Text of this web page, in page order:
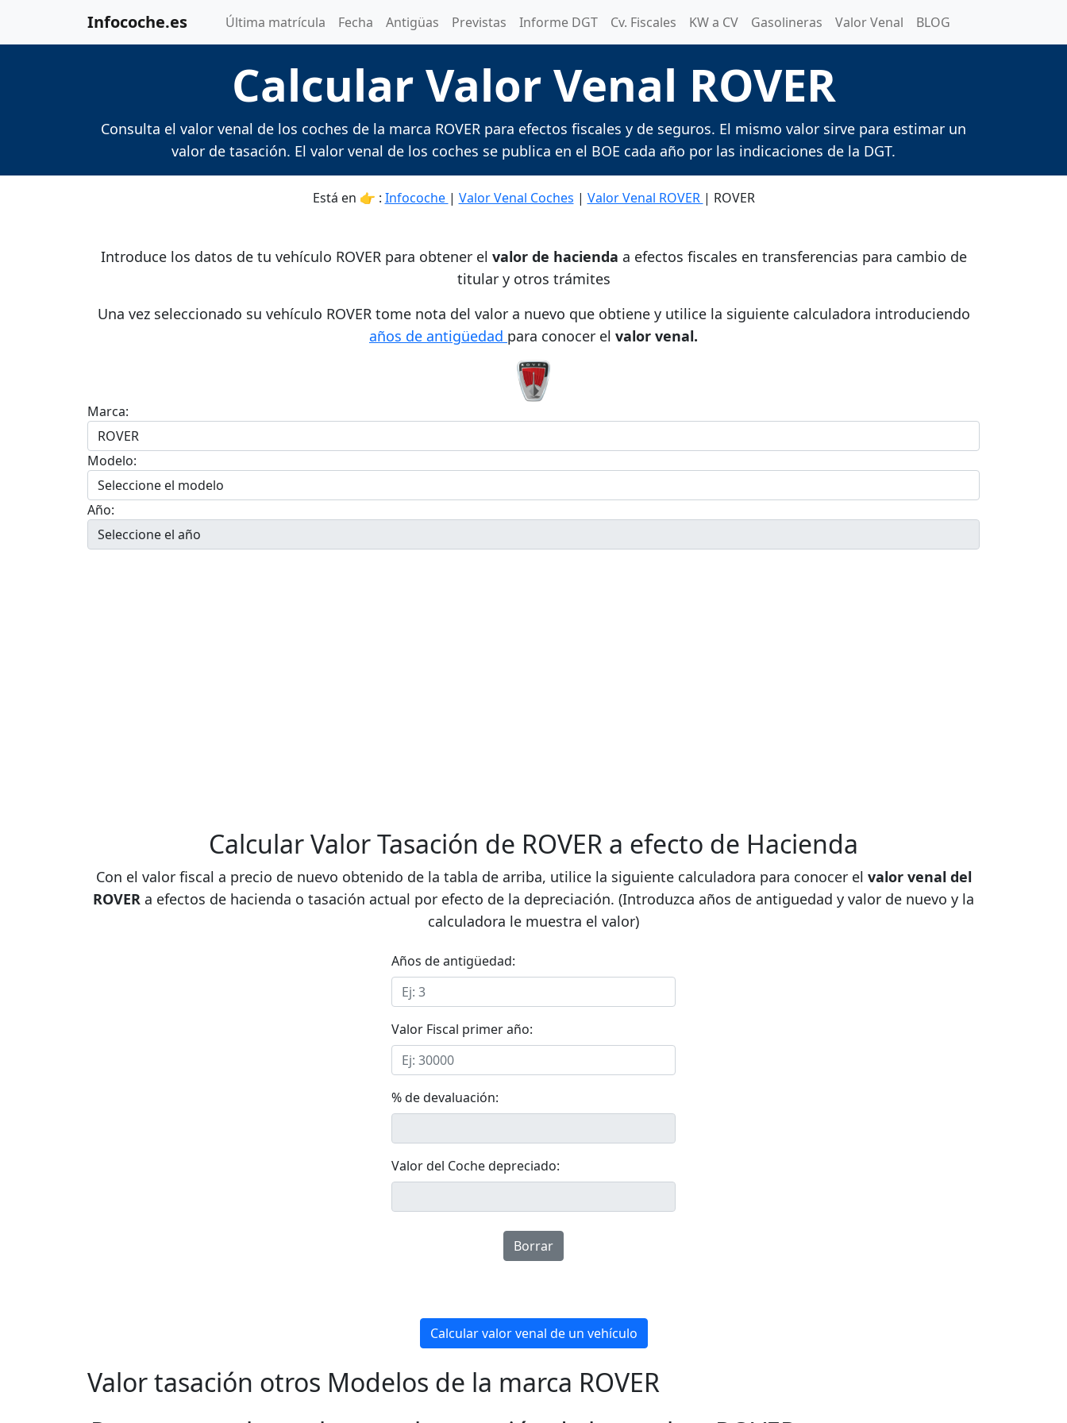
Infocoche.es Última matrícula Fecha Antigüas Previstas Informe DGT Cv. Fiscales KW a CV Gasolineras Valor Venal BLOG
Calcular Valor Venal ROVER
Consulta el valor venal de los coches de la marca ROVER para efectos fiscales y de seguros. El mismo valor sirve para estimar un
valor de tasación. El valor venal de los coches se publica en el BOE cada año por las indicaciones de la DGT.
Está en 👉 : Infocoche | Valor Venal Coches | Valor Venal ROVER | ROVER
Introduce los datos de tu vehículo ROVER para obtener el valor de hacienda a efectos fiscales en transferencias para cambio de
titular y otros trámites
Una vez seleccionado su vehículo ROVER tome nota del valor a nuevo que obtiene y utilice la siguiente calculadora introduciendo
años de antigüedad para conocer el valor venal.
Marca:
Modelo:
Año:
Calcular Valor Tasación de ROVER a efecto de Hacienda
Con el valor fiscal a precio de nuevo obtenido de la tabla de arriba, utilice la siguiente calculadora para conocer el valor venal del
ROVER a efectos de hacienda o tasación actual por efecto de la depreciación. (Introduzca años de antiguedad y valor de nuevo y la
calculadora le muestra el valor)
Años de antigüedad:
Valor Fiscal primer año:
% de devaluación:
Valor del Coche depreciado:
Borrar
Calcular valor venal de un vehículo
Valor tasación otros Modelos de la marca ROVER